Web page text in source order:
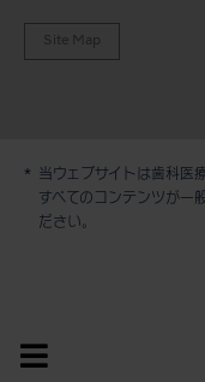
Site Map
当ウェブサイトは歯科医
すべてのコンテンツが一
ださい。